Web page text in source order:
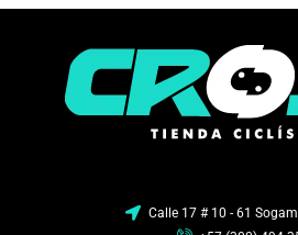
Calle 17 # 10 - 61